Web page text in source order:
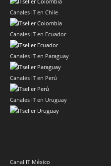
Canales IT en Chile
Canales IT en Ecuador
Canales IT en Paraguay
Canales IT en Perú
Canales IT en Uruguay
Canal IT México